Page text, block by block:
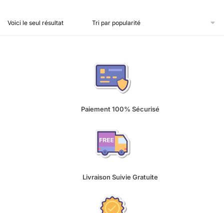
Voici le seul résultat
Paiement 100% Sécurisé
Livraison Suivie Gratuite